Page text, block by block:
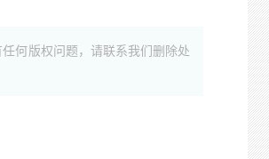
何版权问题，请联系我们删除处